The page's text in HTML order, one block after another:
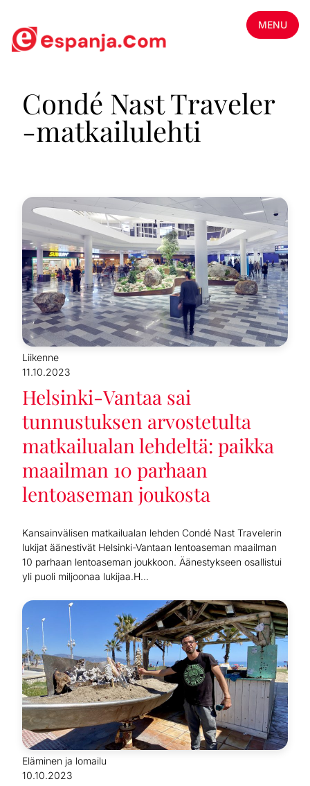
MENU
Condé Nast Traveler
-matkailulehti
Liikenne
11.10.2023
Helsinki-Vantaa sai
tunnustuksen arvostetulta
matkailualan lehdeltä: paikka
maailman 10 parhaan
lentoaseman joukosta
Kansainvälisen matkailualan lehden Condé Nast Travelerin
lukijat äänestivät Helsinki-Vantaan lentoaseman maailman
10 parhaan lentoaseman joukkoon. Äänestykseen osallistui
yli puoli miljoonaa lukijaa.H...
Eläminen ja lomailu
10.10.2023